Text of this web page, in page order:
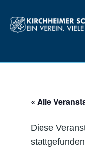
« Alle
Diese